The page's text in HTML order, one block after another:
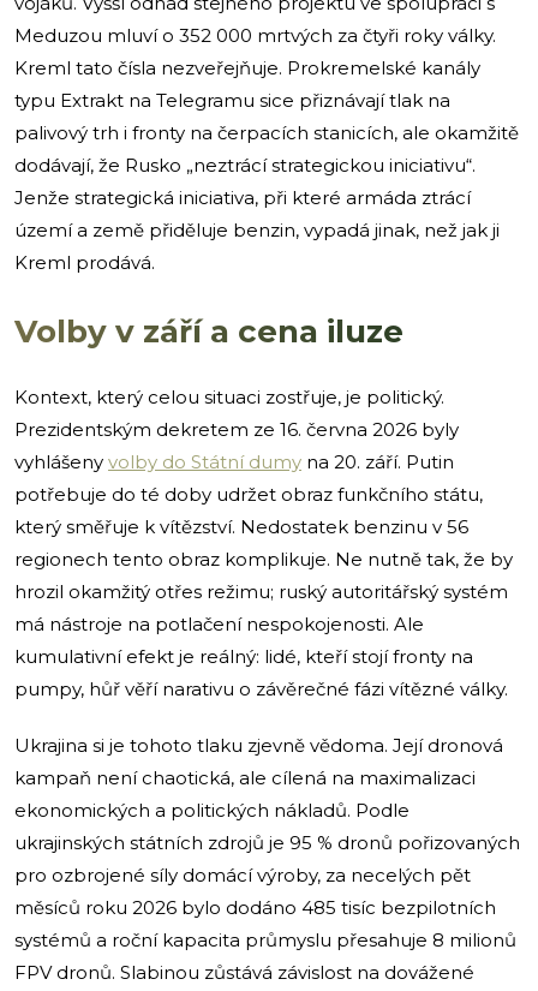
Meduzou mluví o 352 000 mrtvých za čtyři roky války.
Kreml tato čísla nezveřejňuje. Prokremelské kanály
typu Extrakt na Telegramu sice přiznávají tlak na
palivový trh i fronty na čerpacích stanicích, ale okamžitě
dodávají, že Rusko „neztrácí strategickou iniciativu“.
Jenže strategická iniciativa, při které armáda ztrácí
území a země přiděluje benzin, vypadá jinak, než jak ji
Kreml prodává.
Volby v září a cena iluze
Kontext, který celou situaci zostřuje, je politický.
Prezidentským dekretem ze 16. června 2026 byly
vyhlášeny volby do Státní dumy na 20. září. Putin
potřebuje do té doby udržet obraz funkčního státu,
který směřuje k vítězství. Nedostatek benzinu v 56
regionech tento obraz komplikuje. Ne nutně tak, že by
hrozil okamžitý otřes režimu; ruský autoritářský systém
má nástroje na potlačení nespokojenosti. Ale
kumulativní efekt je reálný: lidé, kteří stojí fronty na
pumpy, hůř věří narativu o závěrečné fázi vítězné války.
Ukrajina si je tohoto tlaku zjevně vědoma. Její dronová
kampaň není chaotická, ale cílená na maximalizaci
ekonomických a politických nákladů. Podle
ukrajinských státních zdrojů je 95 % dronů pořizovaných
pro ozbrojené síly domácí výroby, za necelých pět
měsíců roku 2026 bylo dodáno 485 tisíc bezpilotních
systémů a roční kapacita průmyslu přesahuje 8 milionů
FPV dronů. Slabinou zůstává závislost na dovážené